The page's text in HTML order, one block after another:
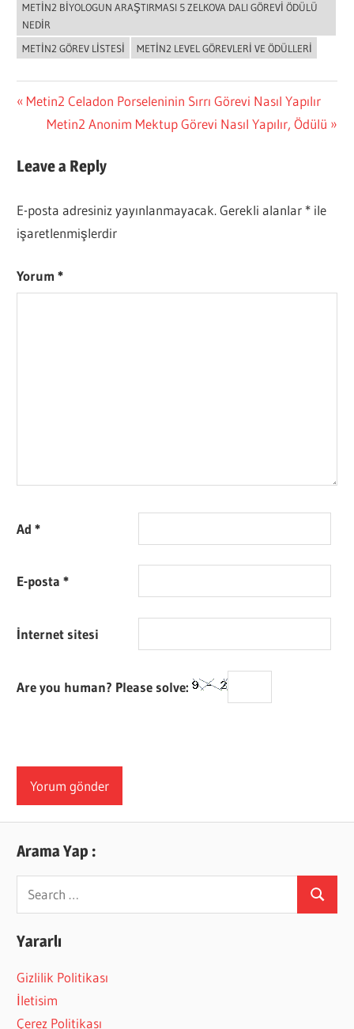
METIN2 BIYOLOGUN ARAŞTIRMASI 5 ZELKOVA DALI GÖREVI ÖDÜLÜ
NEDIR
METIN2 GÖREV LISTESI
METIN2 LEVEL GÖREVLERI VE ÖDÜLLERI
Yazı
gezinmesi
Previous
Post:
Metin2 Celadon Porseleninin Sırrı Görevi Nasıl Yapılır
Next
Metin2 Anonim Mektup Görevi Nasıl Yapılır, Ödülü
Leave a Reply
E-posta adresiniz yayınlanmayacak. Gerekli alanlar * ile
işaretlenmişlerdir
Yorum*
Ad*
E-posta*
İnternet sitesi
Are you human? Please solve:
Arama Yap :
Search
for:
Search
Yararlı
Gizlilik Politikası
İletisim
Çerez Politikası